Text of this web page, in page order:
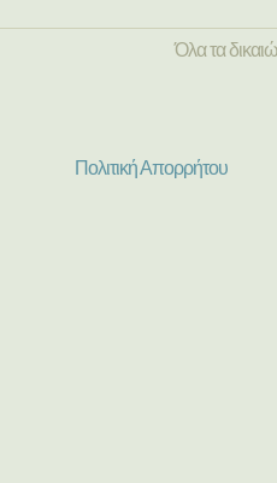
Όλα τα
Πολιτική Απορρήτου